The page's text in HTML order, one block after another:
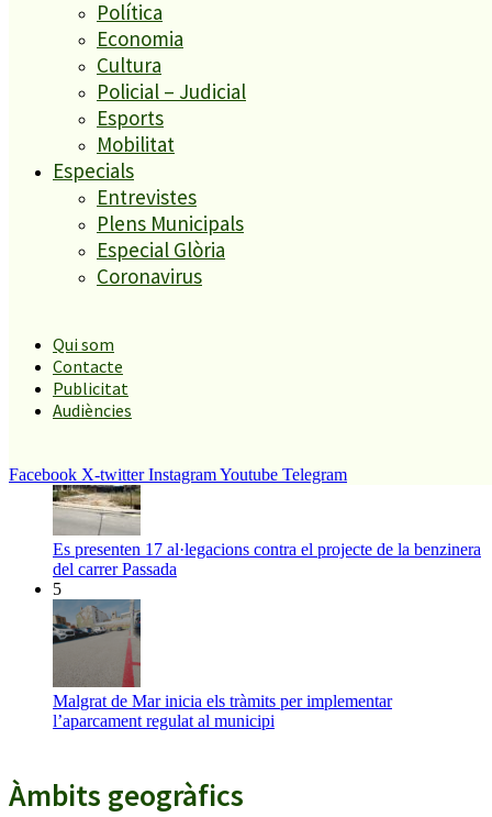
Política
Economia
Cultura
Policial – Judicial
Esports
Mobilitat
Especials
Entrevistes
Plens Municipals
Especial Glòria
Coronavirus
Qui som
Contacte
Publicitat
Audiències
Facebook X-twitter InstagramYoutube Telegram
El més llegit
ESPORTS CAP DE SETMANA
Tanquen un local de menjar ràpid a Malgrat de Mar per greus
deficiències sanitàries
Enxampat l’autor de les pintades a la plaça de Poppi
Es presenten 17 al·legacions contra el projecte de la benzinera
del carrer Passada
5
Malgrat de Mar inicia els tràmits per implementar
l’aparcament regulat al municipi
Àmbits geogràfics